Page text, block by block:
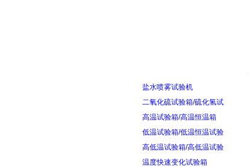
盐水喷雾试验机
二氧化硫试验箱/硫化氢试
高温试验箱/高温恒温箱
低温试验箱/低温恒温试验
高低温试验箱/高低温试验
温度快速变化试验箱